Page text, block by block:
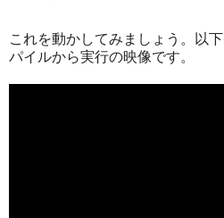
これを動かしてみましょう。以
パイルから実行の映像です。